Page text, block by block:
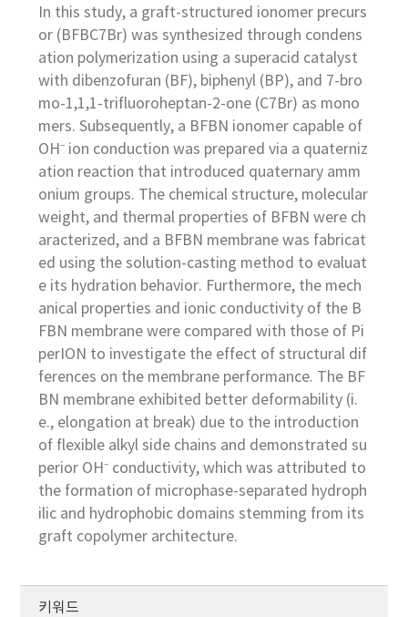
In this study, a graft-structured ionomer precurs
or (BFBC7Br) was synthesized through condens
ation polymerization using a superacid catalyst
with dibenzofuran (BF), biphenyl (BP), and 7-bro
mo-1,1,1-trifluoroheptan-2-one (C7Br) as mono
mers. Subsequently, a BFBN ionomer capable of
OH⁻ ion conduction was prepared via a quaterniz
ation reaction that introduced quaternary amm
onium groups. The chemical structure, molecular
weight, and thermal properties of BFBN were ch
aracterized, and a BFBN membrane was fabricat
ed using the solution-casting method to evaluat
e its hydration behavior. Furthermore, the mech
anical properties and ionic conductivity of the B
FBN membrane were compared with those of Pi
perION to investigate the effect of structural dif
ferences on the membrane performance. The BF
BN membrane exhibited better deformability (i.
e., elongation at break) due to the introduction
of flexible alkyl side chains and demonstrated su
perior OH⁻ conductivity, which was attributed to
the formation of microphase-separated hydroph
ilic and hydrophobic domains stemming from its
graft copolymer architecture.
키워드